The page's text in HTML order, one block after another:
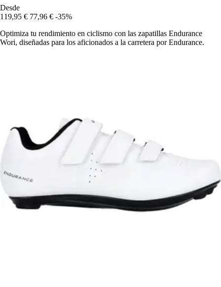
Desde
119,95 € 77,96 € -35%
Optimiza tu rendimiento en ciclismo con las zapatillas Endurance
Wori, diseñadas para los aficionados a la carretera por Endurance.